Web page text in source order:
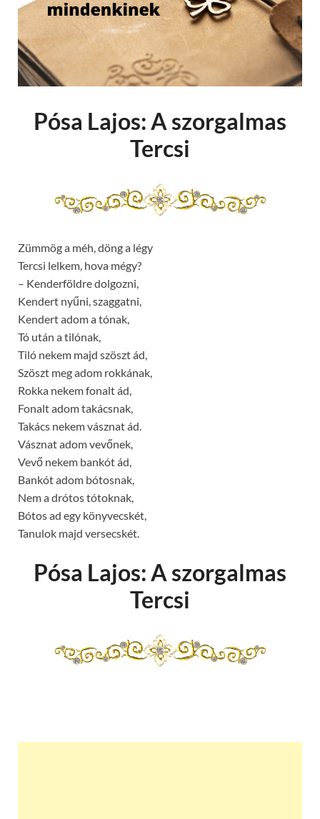
Pósa Lajos: A szorgalmas
Tercsi
Zümmög a méh, döng a légy
Tercsi lelkem, hova mégy?
– Kenderföldre dolgozni,
Kendert nyűni, szaggatni,
Kendert adom a tónak,
Tó után a tilónak,
Tiló nekem majd szöszt ád,
Szöszt meg adom rokkának,
Rokka nekem fonalt ád,
Fonalt adom takácsnak,
Takács nekem vásznat ád.
Vásznat adom vevőnek,
Vevő nekem bankót ád,
Bankót adom bótosnak,
Nem a drótos tótoknak,
Bótos ad egy könyvecskét,
Tanulok majd versecskét.
Pósa Lajos: A szorgalmas
Tercsi